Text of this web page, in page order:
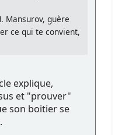
Mansurov, guère
ce qui te convient,
explique,
et "prouver"
son boitier se